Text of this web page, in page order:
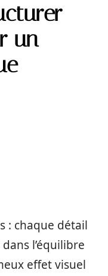
un
: chaque détail
l’équilibre
effet visuel